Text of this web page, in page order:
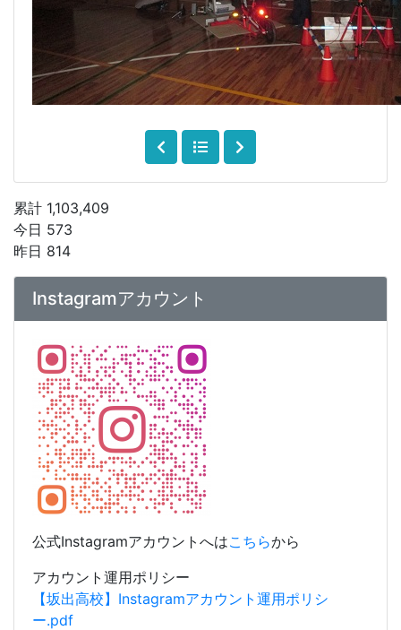
累計 1,103,409
今日 573
昨日 814
Instagramアカウント
公式Instagramアカウントへはこちらから
アカウント運用ポリシー
【坂出高校】Instagramアカウント運用ポリシ
ー.pdf